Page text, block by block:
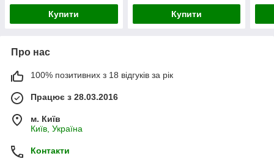
Купити Купити
Про нас
100% позитивних з 18 відгуків за рік
Працює з 28.03.2016
м. Київ
Київ, Україна
Контакти